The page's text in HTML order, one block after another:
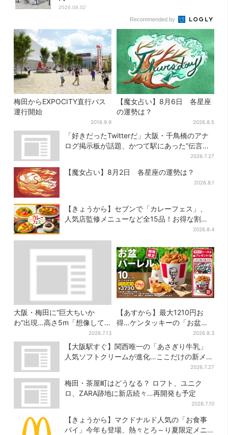
2026.08.02
Recommended by
梅田からEXPOCITY直行バス
運行開始
2016.9.9
【魔女占い】8月6日 各星座
の運勢は？
2026.8.5
「好きだったTwitterだ」大阪・千鳥橋のアナ
ログ掲示板が話題、かつて駅にあった“伝言
2026.7.27
【魔女占い】8月2日 各星座の運勢は？
2026.8.1
【きょうから】セブンで「カレーフェス」、
人気店監修メニューなど全15品！お得な割引
2026.8.4
大阪・梅田に“巨大ちいか
わ”出現…高さ5m「想像して
たより結構デカい」「ちい
さ…くはない」
2026.7.13
【あすから】最大1210円お
得…ケンタッキーの「お盆パ
ック」、2週間だけ！数量限定
シール付き
2026.8.3
【大阪駅すぐ】関西唯一の「あさぎり牛乳」
人気ソフトクリームが進化…ここだけの新メニ
2026.7.27
梅田・茶屋町はどうなる？ ロフト、ユニク
ロ、ZARA跡地に新店続々…再開発も予定
2026.7.10
【きょうから】マクドナルド人気の「お食事
パイ」今年も登場、熱々とろ～り夏限定メニ